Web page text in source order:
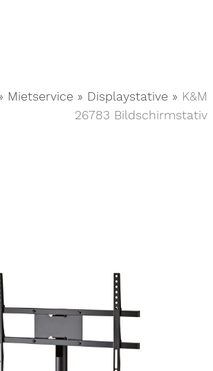
Mietservice » Displaystative » K&M
26783 Bildschirmstativ